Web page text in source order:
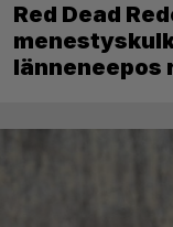
Red Dead
länneneepos